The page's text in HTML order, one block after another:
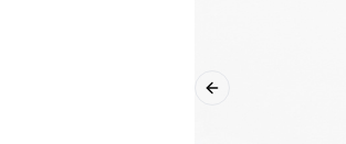
Previous slide